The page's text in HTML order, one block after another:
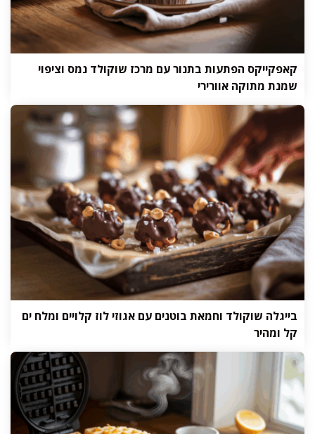
קאפקייקס הפתעות בתנור עם מרכז שוקולד נמס וציפוי
שמנת מתוקה אוורירי
בייגלה שוקולד וחמאת בוטנים עם אגוזי לוז קלויים ומלח ים
קל ומהיר